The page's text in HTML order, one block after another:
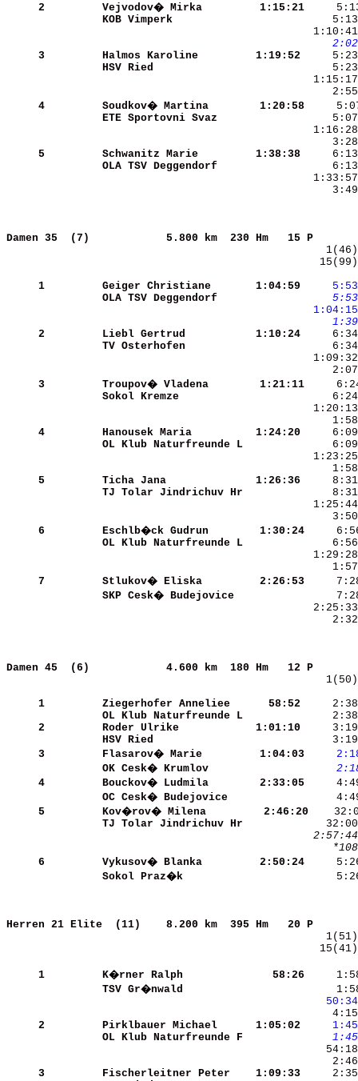
     2
Vejvodov� Mirka
1:15:21
KOB Vimperk
    2:02
     3
Halmos Karoline 1:19:52
HSV Ried
     4
Soudkov� Martina
1:20:58
ETE Sportovni Svaz
     5
Schwanitz Marie
1:38:38
OLA TSV Deggendorf
Damen 35  (7)
5.800 km  230
     1
Geiger Christiane 1:04:59
    5:53
OLA TSV Deggendorf
    5:53
1:04:15
    1:39
     2
Liebl Gertrud 1:10:24
TV Osterhofen
     3
Troupov� Vladena
1:21:11
Sokol Kremze
     4
Hanousek Maria
1:24:20
OL Klub Naturfreunde L
     5
Ticha Jana
1:26:36
TJ Tolar Jindrichuv Hr
     6
Eschlb�ck Gudrun
1:30:24
OL Klub Naturfreunde L
     7
Stlukov� Eliska
2:26:53
SKP Cesk� Budejovice
Damen 45  (6)
4.600 km  180
     1
Ziegerhofer Anneliee
   58:52
OL Klub Naturfreunde L
     2
Roder Ulrike
1:01:10
HSV Ried
     3
Flasarov� Marie 1:04:03
OK Cesk� Krumlov
     4
Bouckov� Ludmila
2:33:05
OC Cesk� Budejovice
     5
Kov�rov� Milena
2:46:20
TJ Tolar Jindrichuv Hr
2:57:44
    *108
     6
Vykusov� Blanka
2:50:24
Sokol Praz�k
Herren 21 Elite  (11)
8.200 km  395
     1
K�rner Ralph
   58:26
TSV Gr�nwald
   50:34
     2
Pirklbauer Michael 1:05:02
    1:45
OL Klub Naturfreunde F
    1:45
     3
Fischerleitner Peter
1:09:33